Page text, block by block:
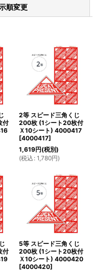
順変更
付
2等 スピード三角くじ
200枚 (1シート20枚付
Ｘ10シート) 4000417
[4000417]
1,619円(税別)
(税込 : 1,780円)
付
5等 スピード三角くじ
200枚 (1シート20枚付
Ｘ10シート) 4000420
[4000420]